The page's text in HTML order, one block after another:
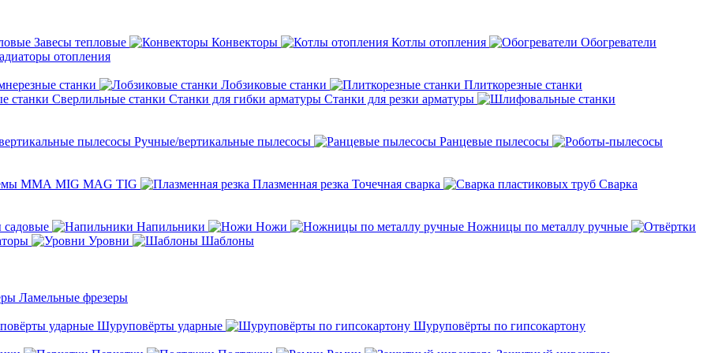
Завесы тепловые Конвекторы Котлы отопления
Обогреватели
отопления
станки Лобзиковые станки
Плиткорезные станки
Сверлильные станки Станки для гибки арматуры Станки для резки арматуры
Ручные/вертикальные пылесосы Ранцевые пылесосы
ММА MIG MAG TIG Плазменная резка Точечная сварка Cварка
Напильники Ножи
Ножницы по металлу ручные
Уровни Шаблоны
Ламельные фрезеры
Шуруповёрты ударные Шуруповёрты по гипсокартону